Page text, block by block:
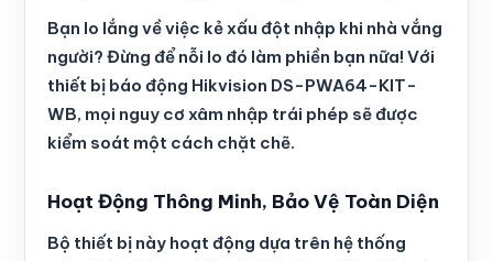
Bạn lo lắng về việc kẻ xấu đột nhập khi nhà vắng
người? Đừng để nỗi lo đó làm phiền bạn nữa! Với
thiết bị báo động Hikvision DS-PWA64-KIT-
WB, mọi nguy cơ xâm nhập trái phép sẽ được
kiểm soát một cách chặt chẽ.
Hoạt Động Thông Minh, Bảo Vệ Toàn Diện
Bộ thiết bị này hoạt động dựa trên hệ thống